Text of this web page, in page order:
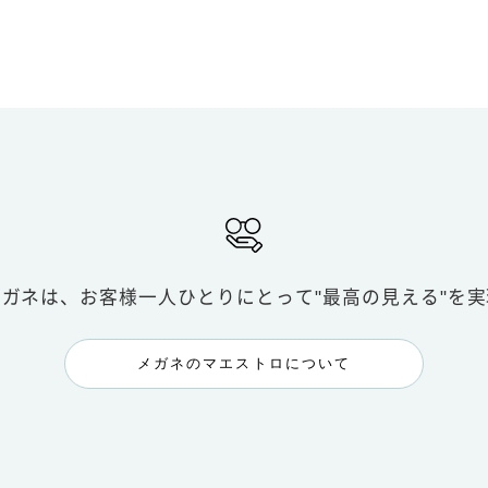
ネは、お客様一人ひとりにとって"最高の見える"を実
メガネのマエストロについて